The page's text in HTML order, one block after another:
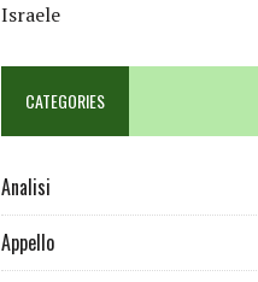
Israele
CATEGORIES
Analisi
Appello